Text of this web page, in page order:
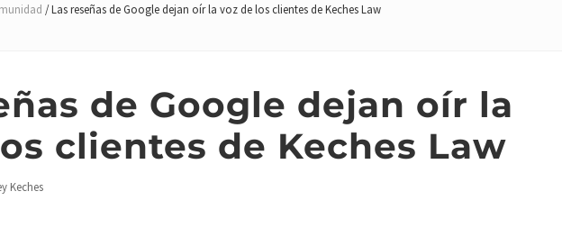
/Las reseñas de Google dejan oír la voz de los clientes de Keches Law
de Google dejan oír la
clientes de Keches Law
Keches